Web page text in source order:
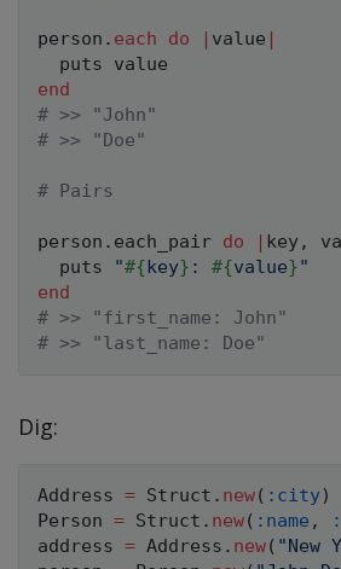
person . each do | value |
end
# >> "John"
# >> "Doe"
# Pairs
person . each_pair do | key,
  puts
"#{key} : #{value}"
end
# >> "first_name: John"
# >> "last_name: Doe"
Dig:
Address = Struct . new( :city)
Person = Struct . new( :name ,
address = Address . new( "New